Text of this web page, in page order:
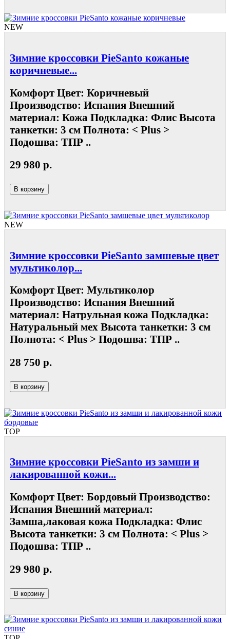
NEW
Зимние кроссовки PieSanto кожаные
коричневые...
Комфорт Цвет: Коричневый
Производство: Испания Внешний
материал: Кожа Подкладка: Флис Высота
танкетки: 3 см Полнота: < Plus >
Подошва: ТПР ..
29 980 р.
В корзину
NEW
Зимние кроссовки PieSanto замшевые цвет
мультиколор...
Комфорт Цвет: Мультиколор
Производство: Испания Внешний
материал: Натрульная кожа Подкладка:
Натуральный мех Высота танкетки: 3 см
Полнота: < Plus > Подошва: ТПР ..
28 750 р.
В корзину
TOP
Зимние кроссовки PieSanto из замши и
лакированной кожи...
Комфорт Цвет: Бордовый Производство:
Испания Внешний материал:
Замша,лаковая кожа Подкладка: Флис
Высота танкетки: 3 см Полнота: < Plus >
Подошва: ТПР ..
29 980 р.
В корзину